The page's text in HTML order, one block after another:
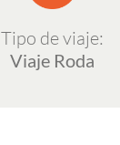
Tipo de viaje:
Viaje Roda